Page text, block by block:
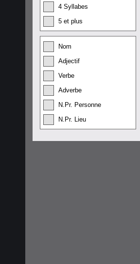
4 Syllabes
5 et plus
Nom
Adjectif
Verbe
Adverbe
N.Pr. Personne
N.Pr. Lieu